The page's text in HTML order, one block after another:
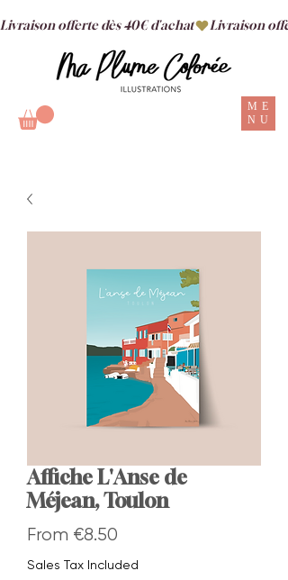
ME
NU
Livraison offerte dès 40€ d'achat
Affiche L'Anse de
Méjean, Toulon
From €8.50
Price
Sales Tax Included